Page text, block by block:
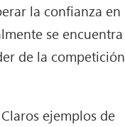
la confianza en
se encuentra
de la competición
ejemplos de